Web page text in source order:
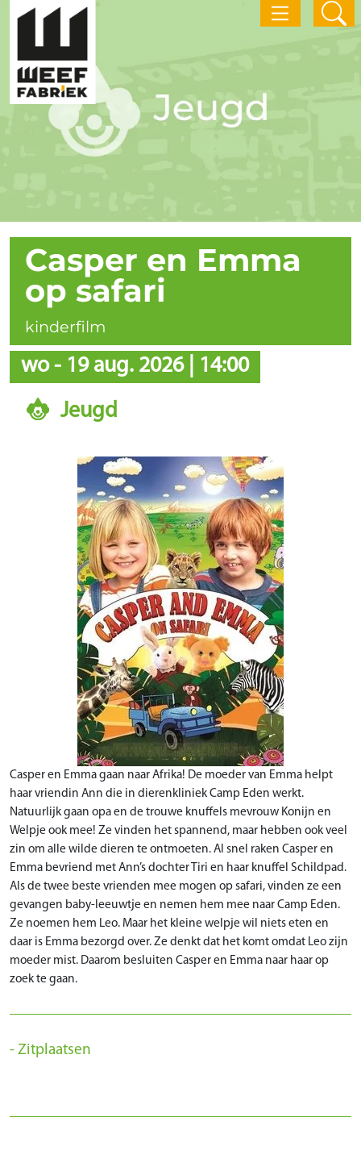
Casper en Emma
op safari
kinderfilm
wo- 19 aug. 2026|
14:00
Jeugd
Casper en Emma gaan naar Afrika! De moeder van Emma helpt
haar vriendin Ann die in dierenkliniek Camp Eden werkt.
Natuurlijk gaan opa en de trouwe knuffels mevrouw Konijn en
Welpje ook mee! Ze vinden het spannend, maar hebben ook veel
zin om alle wilde dieren te ontmoeten. Al snel raken Casper en
Emma bevriend met Ann’s dochter Tiri en haar knuffel Schildpad.
Als de twee beste vrienden mee mogen op safari, vinden ze een
gevangen baby-leeuwtje en nemen hem mee naar Camp Eden.
Ze noemen hem Leo. Maar het kleine welpje wil niets eten en
daar is Emma bezorgd over. Ze denkt dat het komt omdat Leo zijn
moeder mist. Daarom besluiten Casper en Emma naar haar op
zoek te gaan.
Zitplaatsen